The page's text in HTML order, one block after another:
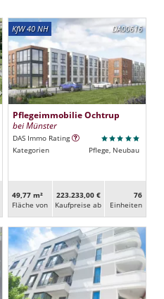
DA00616
KfW 40 NH
Pflegeimmobilie Ochtrup
bei Münster
DAS Immo Rating
Kategorien
Pflege, Neubau
49,77 m²
Fläche von
223.233,00 €
Kaufpreise ab
76
Ein­heiten